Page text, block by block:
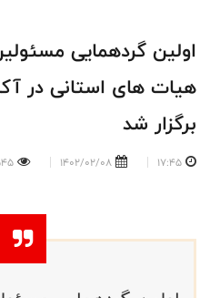
-
اولین گردهمایی
هیات های استانی در
برگزار شد
17:45
1402/02/08